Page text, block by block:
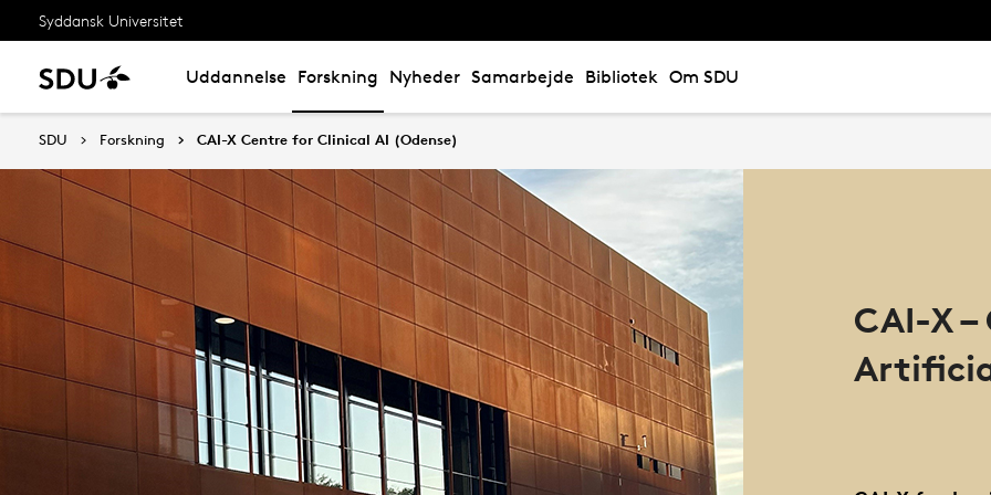
Syddansk Universitet
Uddannelse Forskning Nyheder Samarbejde Bibliotek Om SDU
SDU Forskning CAI-X Centre for Clinical AI (Odense)
CAI-X